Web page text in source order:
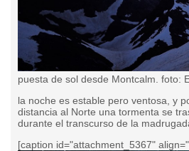
puesta de sol desde Montcalm. foto:
la noche es estable pero ventosa, y
distancia al Norte una tormenta se
durante el transcurso de la
[caption id="attachment_5367"